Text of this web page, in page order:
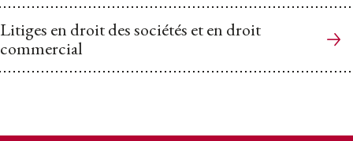
Litiges en droit des sociétés et en droit
commercial